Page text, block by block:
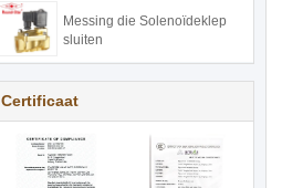
Messing die Solenoïdeklep
sluiten
Certificaat